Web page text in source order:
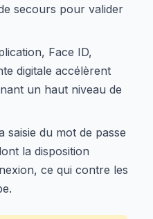
secours pour valider
Face ID,
digitale accélèrent
un haut niveau de
saisie du mot de passe
la disposition
ce qui contre les